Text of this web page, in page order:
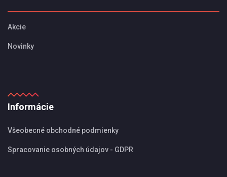
Akcie
Novinky
Informácie
Všeobecné obchodné podmienky
Spracovanie osobných údajov - GDPR